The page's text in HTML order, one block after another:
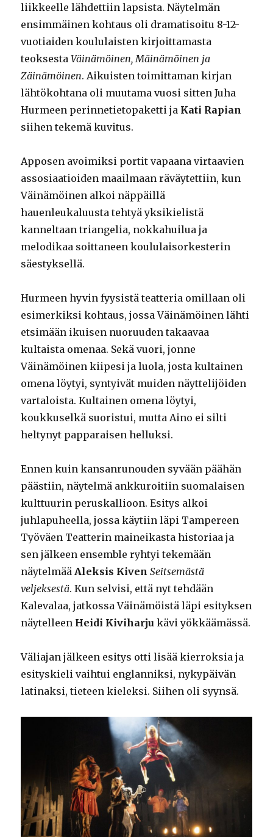
liikkeelle lähdettiin lapsista. Näytelmän
ensimmäinen kohtaus oli dramatisoitu 8-12-
vuotiaiden koululaisten kirjoittamasta
teoksestaVäinämöinen, Mäinämöinen ja
Zäinämöinen. Aikuisten toimittaman kirjan
lähtökohtana oli muutama vuosi sitten Juha
Hurmeen perinnetietopaketti ja Kati Rapian
siihen tekemä kuvitus.
Apposen avoimiksi portit vapaana virtaavien
assosiaatioiden maailmaan räväytettiin, kun
Väinämöinen alkoi näppäillä
hauenleukaluusta tehtyä yksikielistä
kanneltaan triangelia, nokkahuilua ja
melodikaa soittaneen koululaisorkesterin
säestyksellä.
Hurmeen hyvin fyysistä teatteria omillaan oli
esimerkiksi kohtaus, jossa Väinämöinen lähti
etsimään ikuisen nuoruuden takaavaa
kultaista omenaa. Sekä vuori, jonne
Väinämöinen kiipesi ja luola, josta kultainen
omena löytyi, syntyivät muiden näyttelijöiden
vartaloista. Kultainen omena löytyi,
koukkuselkä suoristui, mutta Aino ei silti
heltynyt papparaisen helluksi.
Ennen kuin kansanrunouden syvään päähän
päästiin, näytelmä ankkuroitiin suomalaisen
kulttuurin peruskallioon. Esitys alkoi
juhlapuheella, jossa käytiin läpi Tampereen
Työväen Teatterin maineikasta historiaa ja
sen jälkeen ensemble ryhtyi tekemään
näytelmää Aleksis Kiven Seitsemästä
veljeksestä. Kun selvisi, että nyt tehdään
Kalevalaa, jatkossa Väinämöistä läpi esityksen
näytelleen Heidi Kiviharjukävi yökkäämässä.
Väliajan jälkeen esitys otti lisää kierroksia ja
esityskieli vaihtui englanniksi, nykypäivän
latinaksi, tieteen kieleksi. Siihen oli syynsä.